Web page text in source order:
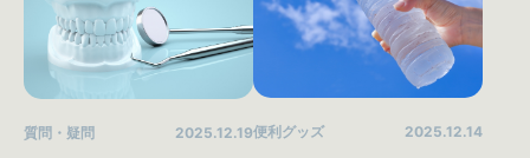
ングを趣味にしたり、楽し
んでいく為にはライセンス
（資格）が必要になってき
ます。そ…
ウン🎍今年ご利用いただい
た皆様、あ…
質問・疑問 2025.12.19便利グッズ 2025.12.14